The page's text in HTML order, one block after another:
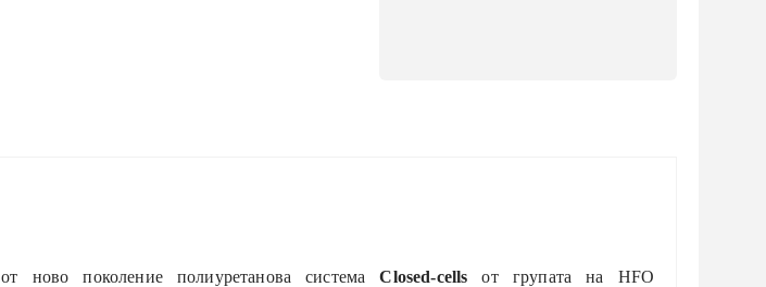
от ново поколение полиуретанова системаClosed-cells от групата на HFO